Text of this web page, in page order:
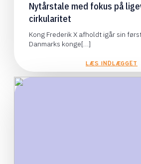
Nytårstale med fokus på
cirkularitet
Kong Frederik X afholdt igår sin
Danmarks konge[…]
LÆS INDLÆGGET